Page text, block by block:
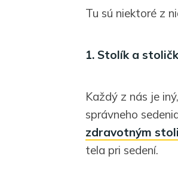
Tu sú niektoré z
1. Stolík a
Každý z nás je
správneho
zdravotným
tela pri sedení.